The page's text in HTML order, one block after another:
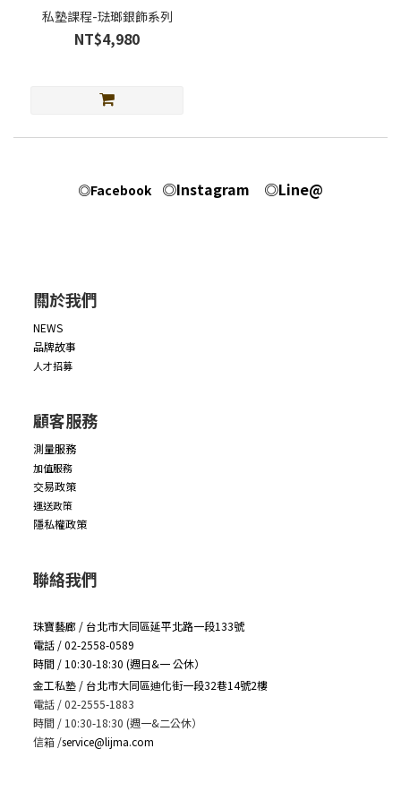
私塾課程-琺瑯銀飾系列
NT$4,980
◎Facebook ◎Instagram ◎Line@
關於我們
NEWS
品牌故事
人才招募
顧客服務
測量服務
加值服務
交易政策
運送政策
隱私權政策
聯絡我們
珠寶藝廊 / 台北市大同區延平北路一段133號
電話 / 02-2558-0589
時間 / 10:30-18:30 (週日&一 公休）
金工私塾 / 台北市大同區迪化街一段32巷14號2樓
電話 / 02-2555-1883
時間 / 10:30-18:30 (週一&二公休）
信箱 /service@lijma.com